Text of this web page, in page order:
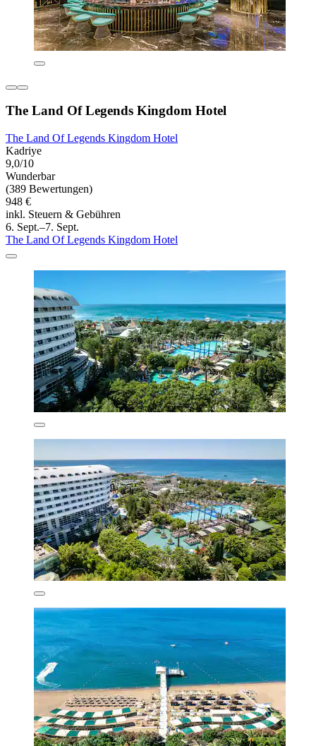
The Land Of Legends Kingdom Hotel
The Land Of Legends Kingdom Hotel
Kadriye
9,0/10
Wunderbar
(389 Bewertungen)
948 €
inkl. Steuern & Gebühren
6. Sept.–7. Sept.
The Land Of Legends Kingdom Hotel